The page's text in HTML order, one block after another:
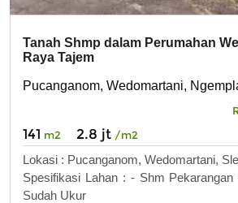
Tanah Shmp dalam Perumahan
Raya Tajem
Pucanganom, Wedomartani,
141 m2 2.8 jt /m2
Lokasi : Pucanganom, Wedomartani,
Spesifikasi Lahan : - Shm
Sudah Ukur